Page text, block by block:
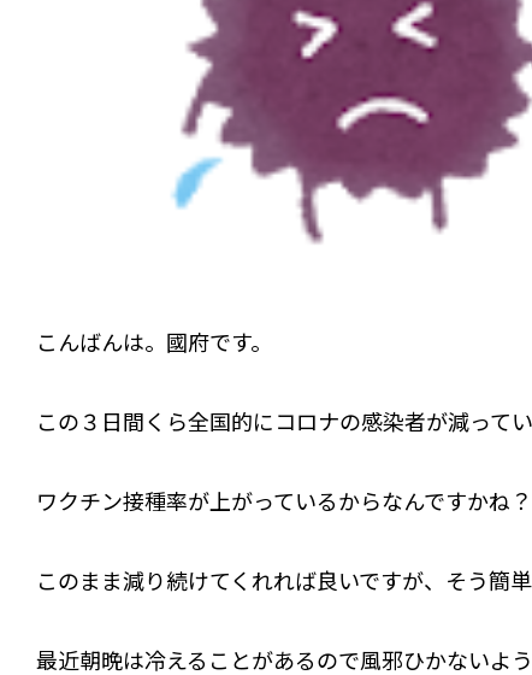
こんばんは。國府です。
この３日間くら全国的にコロナの感染者が減ってい
ワクチン接種率が上がっているからなんですかね
このまま減り続けてくれれば良いですが、そう簡
最近朝晩は冷えることがあるので風邪ひかないよう